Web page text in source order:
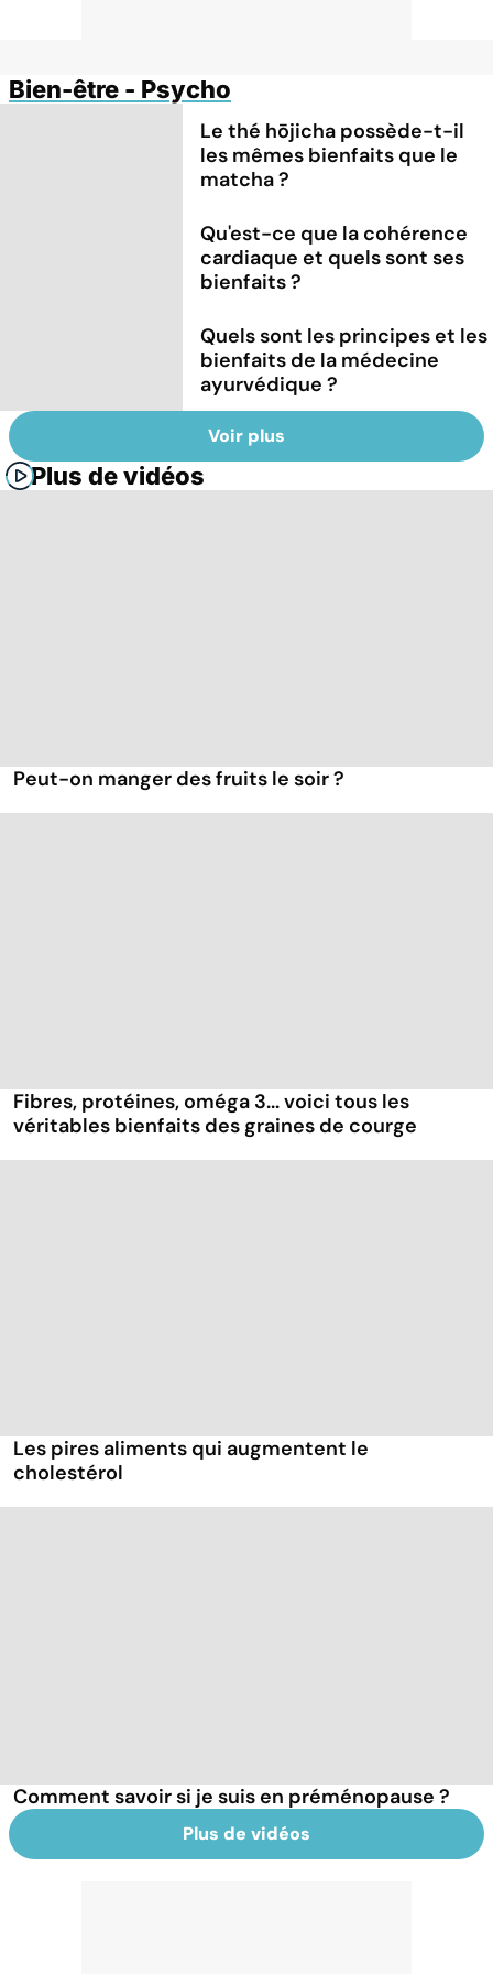
Bien-être - Psycho
Le thé hōjicha possède-t-il
les mêmes bienfaits que le
matcha ?
Qu'est-ce que la cohérence
cardiaque et quels sont ses
bienfaits ?
Quels sont les principes et les
bienfaits de la médecine
ayurvédique ?
Voir plus
Plus de vidéos
Peut-on manger des fruits le soir ?
Fibres, protéines, oméga 3... voici tous les
véritables bienfaits des graines de courge
Les pires aliments qui augmentent le
cholestérol
Comment savoir si je suis en préménopause ?
Plus de vidéos